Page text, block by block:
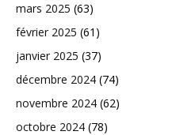
mars 2025 (63)
février 2025 (61)
janvier 2025 (37)
décembre 2024 (74)
novembre 2024 (62)
octobre 2024 (78)